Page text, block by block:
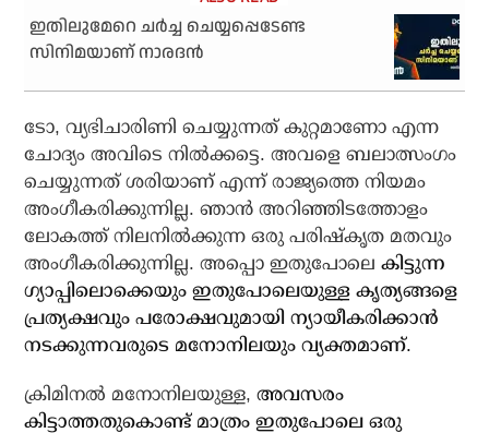
ഇതിലുമേറെ ചര്‍ച്ച ചെയ്യപ്പെടേണ്ട
സിനിമയാണ് നാരദന്‍
ടോ, വ്യഭിചാരിണി ചെയ്യുന്നത് കുറ്റമാണോ എന്ന
ചോദ്യം അവിടെ നില്‍ക്കട്ടെ. അവളെ ബലാത്സംഗം
ചെയ്യുന്നത് ശരിയാണ് എന്ന് രാജ്യത്തെ നിയമം
അംഗീകരിക്കുന്നില്ല. ഞാന്‍ അറിഞ്ഞിടത്തോളം
ലോകത്ത് നിലനില്‍ക്കുന്ന ഒരു പരിഷ്‌കൃത മതവും
അംഗീകരിക്കുന്നില്ല. അപ്പൊ ഇതുപോലെ കിട്ടുന്ന
ഗ്യാപ്പിലൊക്കെയും ഇതുപോലെയുള്ള കൃത്യങ്ങളെ
പ്രത്യക്ഷവും പരോക്ഷവുമായി ന്യായീകരിക്കാന്‍
നടക്കുന്നവരുടെ മനോനിലയും വ്യക്തമാണ്.
ക്രിമിനല്‍ മനോനിലയുള്ള,അവസരം
കിട്ടാത്തതുകൊണ്ട് മാത്രം ഇതുപോലെ ഒരു